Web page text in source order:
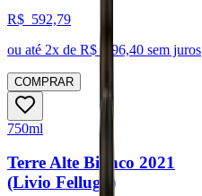
R$ 592,79
ou até 2x de R$ 296,40 sem juros
COMPRAR
750ml
Terre Alte Bianco 2021
(Livio Felluga)